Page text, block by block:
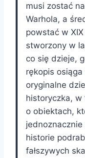
musi zostać
Warhola, a
powstać w
stworzony w
co się dzieje,
rękopis
oryginalne
historyczka,
o obiektach,
jednoznacznie
historie
fałszywych